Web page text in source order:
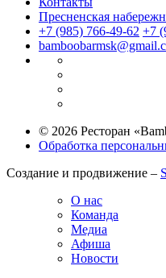
Пресненская
+7 (985) 766-49-62 +7
© 2026 Ресторан
Обработка
Создание и продвижение –
О нас
Команда
Медиа
Афиша
Новости